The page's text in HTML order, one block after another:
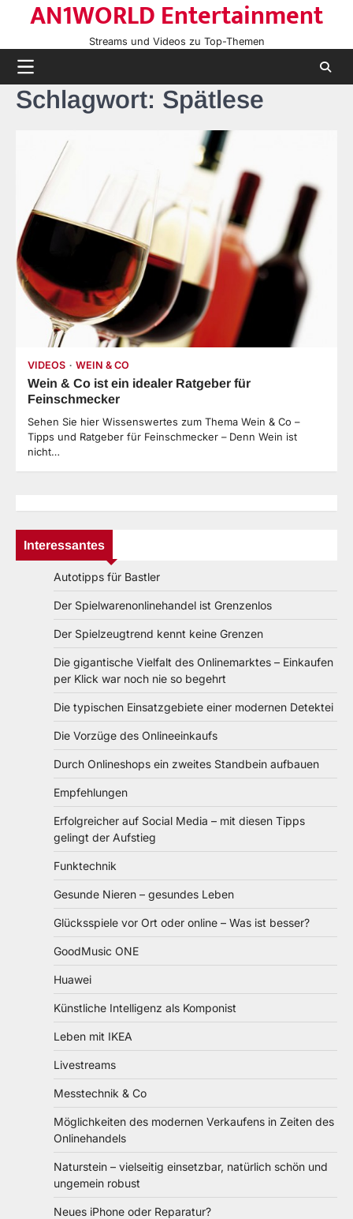
content
AN1WORLD Entertainment
Streams und Videos zu Top-Themen
Schlagwort: Spätlese
VIDEOS WEIN & CO
Wein & Co ist ein idealer Ratgeber für
Feinschmecker
Sehen Sie hier Wissenswertes zum Thema Wein & Co –
Tipps und Ratgeber für Feinschmecker – Denn Wein ist
nicht…
Interessantes
Autotipps für Bastler
Der Spielwarenonlinehandel ist Grenzenlos
Der Spielzeugtrend kennt keine Grenzen
Die gigantische Vielfalt des Onlinemarktes – Einkaufen
per Klick war noch nie so begehrt
Die typischen Einsatzgebiete einer modernen Detektei
Die Vorzüge des Onlineeinkaufs
Durch Onlineshops ein zweites Standbein aufbauen
Empfehlungen
Erfolgreicher auf Social Media – mit diesen Tipps
gelingt der Aufstieg
Funktechnik
Gesunde Nieren – gesundes Leben
Glücksspiele vor Ort oder online – Was ist besser?
GoodMusic ONE
Huawei
Künstliche Intelligenz als Komponist
Leben mit IKEA
Livestreams
Messtechnik & Co
Möglichkeiten des modernen Verkaufens in Zeiten des
Onlinehandels
Naturstein – vielseitig einsetzbar, natürlich schön und
ungemein robust
Neues iPhone oder Reparatur?